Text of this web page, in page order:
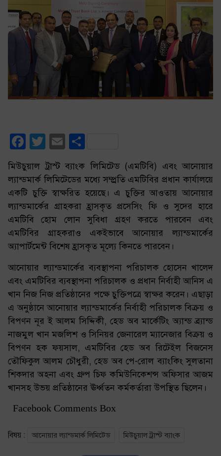
Facebook
TwitterEmail
মিউচুয়াল ট্রাস্ট ব্যাংক লিমিটেড (এমটিবি) এবং আনোয়ার
ল্যান্ডমার্ক লিমিটেডের মধ্যে সম্প্র্রতি এমটিবির প্রধান কার্যালয়ে
একটি চুক্তি স্বাক্ষরিত হয়েছে। এ চুক্তির আওতায় আনোয়ার
ল্যান্ডমার্কের গ্রাহকরা হ্রাসকৃত প্রসেসিং ফি ও সুদের হারে
এমটিবি হোম লোন সুবিধা গ্রহণ করতে পারবেন এবং
এমটিবির গ্রাহকরাও একইভাবে আনোয়ার ল্যান্ডমার্কের
অ্যাপার্টমেন্ট বিশেষ হ্রাসকৃত মূল্যে কিনতে পারবেন।
আনোয়ার ল্যান্ডমার্কের ব্যবস্থাপনা পরিচালক হোসেন খালেদ
এবং এমটিবির ব্যবস্থাপনা পরিচালক ও প্রধান নির্বাহী আনিস এ
খান নিজ নিজ প্রতিষ্ঠানের পক্ষে চুক্তিপত্রে স্বাক্ষর করেন। এছাড়া
এ অনুষ্ঠানে আনোয়ার ল্যান্ডমার্কের নির্বাহী পরিচালক বিক্রয় ও
বিপণন নূর ই আলম সিদ্দিকী, হেড অব মার্কেটিং অ্যান্ড ব্র্যান্ড
নাজমুল খান মজলিশ ও সিনিয়র জেনারেল ম্যানেজার বিক্রয় ও
বিপণন হক ফয়সাল, এমটিবির হেড অব রিটেইল বিজনেস
তৌফিকুল আলম চৌধুরী, হেড অব পে-রোল ব্যাংকিং সুলতানা
শিকদার অহনা এবং গ্রুপ চিফ কমিউনিকেশন্স অফিসার আজম
খানসহ উভয় প্রতিষ্ঠানের ঊর্ধ্বতন কর্মকর্তারা উপস্থিত ছিলেন।
Facebook Comments Box
বিষয় : আনোয়ার ল্যান্ডমার্ক লিমিটেড মিউচুয়াল ট্রাস্ট ব্যাংক